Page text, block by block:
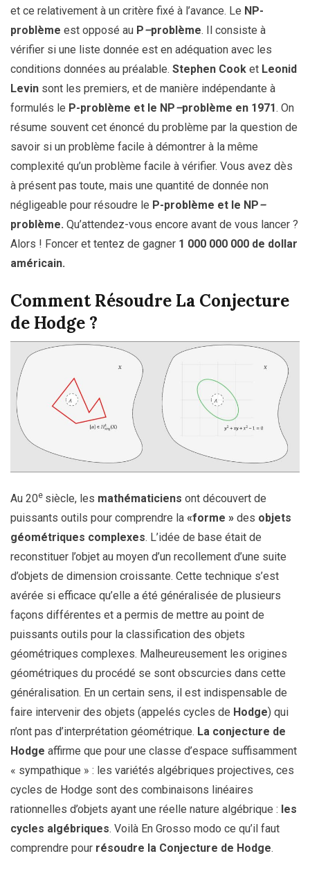
et ce relativement à un critère fixé à l’avance. Le NP-
problème est opposé au P–problème. Il consiste à
vérifier si une liste donnée est en adéquation avec les
conditions données au préalable. Stephen Cook et Leonid
Levin sont les premiers, et de manière indépendante à
formulés le P-problème et le NP–problème en 1971. On
résume souvent cet énoncé du problème par la question de
savoir si un problème facile à démontrer à la même
complexité qu’un problème facile à vérifier. Vous avez dès
à présent pas toute, mais une quantité de donnée non
négligeable pour résoudre le P-problème et le NP–
problème. Qu’attendez-vous encore avant de vous lancer ?
Alors ! Foncer et tentez de gagner 1 000 000 000 de dollar
américain.
Comment Résoudre La Conjecture
de Hodge ?
Au 20e siècle, les mathématiciens ont découvert de
puissants outils pour comprendre la «forme » des objets
géométriques complexes. L’idée de base était de
reconstituer l’objet au moyen d’un recollement d’une suite
d’objets de dimension croissante. Cette technique s’est
avérée si efficace qu’elle a été généralisée de plusieurs
façons différentes et a permis de mettre au point de
puissants outils pour la classification des objets
géométriques complexes. Malheureusement les origines
géométriques du procédé se sont obscurcies dans cette
généralisation. En un certain sens, il est indispensable de
faire intervenir des objets (appelés cycles de Hodge) qui
n’ont pas d’interprétation géométrique. La conjecture de
Hodge affirme que pour une classe d’espace suffisamment
« sympathique » : les variétés algébriques projectives, ces
cycles de Hodge sont des combinaisons linéaires
rationnelles d’objets ayant une réelle nature algébrique : les
cycles algébriques. Voilà En Grosso modo ce qu’il faut
comprendre pour résoudre la Conjecture de Hodge.